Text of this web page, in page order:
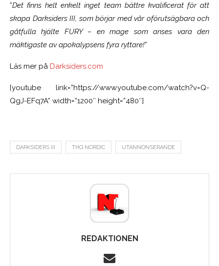
”Det finns helt enkelt inget team bättre kvalificerat för att
skapa Darksiders III, som börjar med vår oförutsägbara och
gåtfulla hjälte FURY – en mage som anses vara den
mäktigaste av apokalypsens fyra ryttare!”
Läs mer på Darksiders.com
[youtube link=”https://www.youtube.com/watch?v=Q-
QgJ-EFq7A” width=”1200″ height=”480″]
DARKSIDERS III THQ NORDIC UTANNONSERANDE
REDAKTIONEN